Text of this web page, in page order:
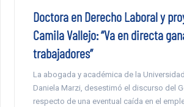
Doctora en Derecho Laboral y
Camila Vallejo: “Va en directa
trabajadores”
La abogada y académica de la
Daniela Marzi, desestimó el discurso del
respecto de una eventual caída en el